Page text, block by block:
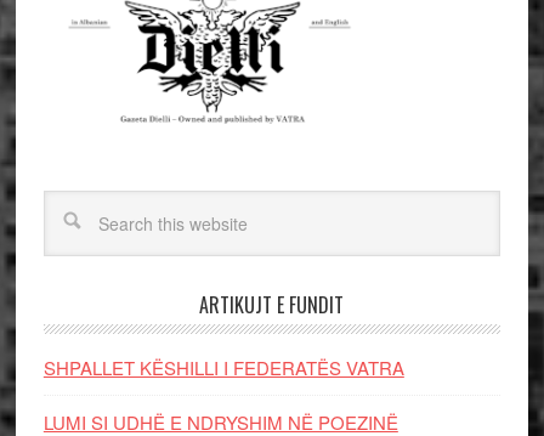
ARTIKUJT E FUNDIT
SHPALLET KËSHILLI I FEDERATËS VATRA
LUMI SI UDHË E NDRYSHIM NË POEZINË